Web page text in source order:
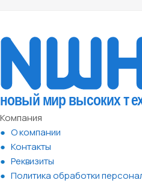
Компания
О компании
Контакты
Реквизиты
Политика обработки